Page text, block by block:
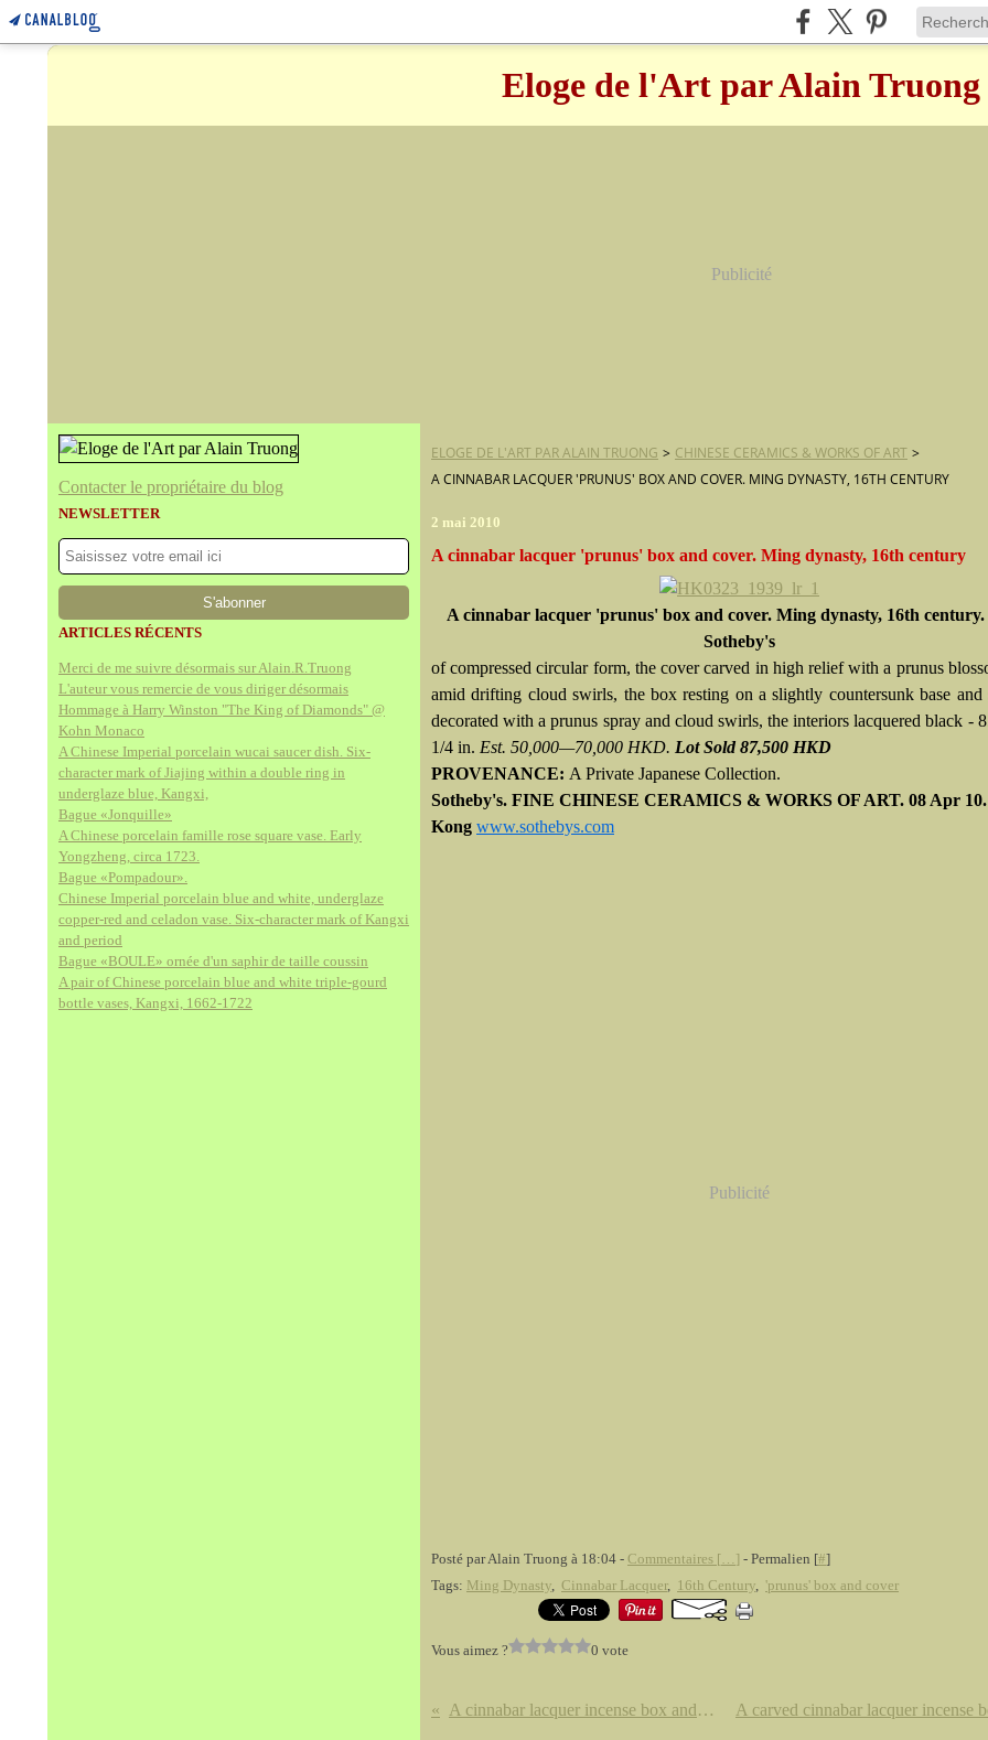
Eloge de l'Art par Alain Truong
Publicité
Contacter le propriétaire du blog
NEWSLETTER
ARTICLES RÉCENTS
Merci de me suivre désormais sur Alain.R.Truong
L'auteur vous remercie de vous diriger désormais
Hommage à Harry Winston "The King of Diamonds" @
Kohn Monaco
A Chinese Imperial porcelain wucai saucer dish. Six-
character mark of Jiajing within a double ring in
underglaze blue, Kangxi,
Bague «Jonquille»
A Chinese porcelain famille rose square vase. Early
Yongzheng, circa 1723.
Bague «Pompadour».
Chinese Imperial porcelain blue and white, underglaze
copper-red and celadon vase. Six-character mark of Kangxi
and period
Bague «BOULE» ornée d'un saphir de taille coussin
A pair of Chinese porcelain blue and white triple-gourd
bottle vases, Kangxi, 1662-1722
ELOGE DE L'ART PAR ALAIN TRUONG > CHINESE CERAMICS & WORKS OF ART >
A CINNABAR LACQUER 'PRUNUS' BOX AND COVER. MING DYNASTY, 16TH CENTURY
2 mai 2010
A cinnabar lacquer 'prunus' box and cover. Ming dynasty, 16th century
A cinnabar lacquer 'prunus' box and cover. Ming dynasty, 16th century.
Sotheby's
of compressed circular form, the cover carved in high relief with a prunus
amid drifting cloud swirls, the box resting on a slightly countersunk base and
decorated with a prunus spray and cloud swirls, the interiors lacquered black -
1/4 in. Est. 50,000—70,000 HKD. Lot Sold 87,500 HKD
PROVENANCE: A Private Japanese Collection.
Sotheby's. FINE CHINESE CERAMICS & WORKS OF ART. 08 Apr 10.
Kong www.sothebys.com
Publicité
Posté par Alain Truong à 18:04 - Commentaires [… ] - Permalien [#]
Tags: Ming Dynasty, Cinnabar Lacquer, 16th Century, 'prunus' box and cover
Vous aimez ? 0 vote
A cinnabar lacquer incense box and cover. Late Ming Dynasty